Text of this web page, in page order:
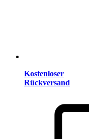
Kostenloser
Rückversand